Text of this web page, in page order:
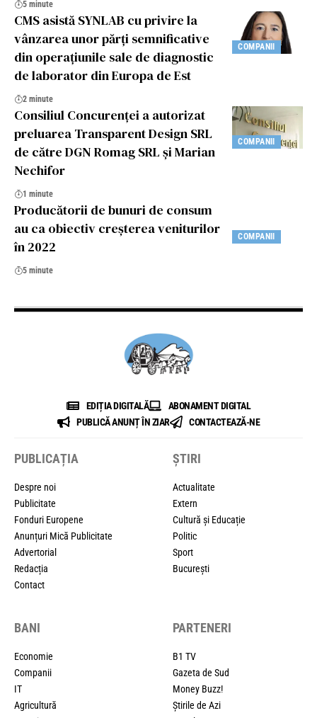
5 minute
COMPANII
CMS asistă SYNLAB cu privire la
vânzarea unor părți semnificative
din operațiunile sale de diagnostic
de laborator din Europa de Est
2 minute
COMPANII
Consiliul Concurenței a autorizat
preluarea Transparent Design SRL
de către DGN Romag SRL și Marian
Nechifor
1 minute
COMPANII
Producătorii de bunuri de consum
au ca obiectiv creșterea veniturilor
în 2022
5 minute
EDIȚIA DIGITALĂ
ABONAMENT DIGITAL
PUBLICĂ ANUNȚ ÎN ZIAR
CONTACTEAZĂ-NE
PUBLICAȚIA
Despre noi
Publicitate
Fonduri Europene
Anunțuri Mică Publicitate
Advertorial
Redacția
Contact
ȘTIRI
Actualitate
Extern
Cultură și Educație
Politic
Sport
București
BANI
Economie
Companii
IT
Agricultură
PARTENERI
B1 TV
Gazeta de Sud
Money Buzz!
Știrile de Azi